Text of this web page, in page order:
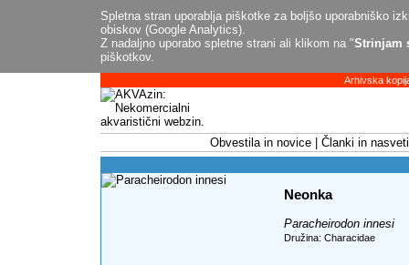
Spletna stran uporablja piškotke za boljšo uporabniško
obiskov (Google Analytics).
Z nadaljno uporabo spletne strani ali klikom na "Strinjam
piškotkov.
Arhivska
Obvestila in novice Članki in nasveti
Neonka
Paracheirodon innesi
Družina: Characidae